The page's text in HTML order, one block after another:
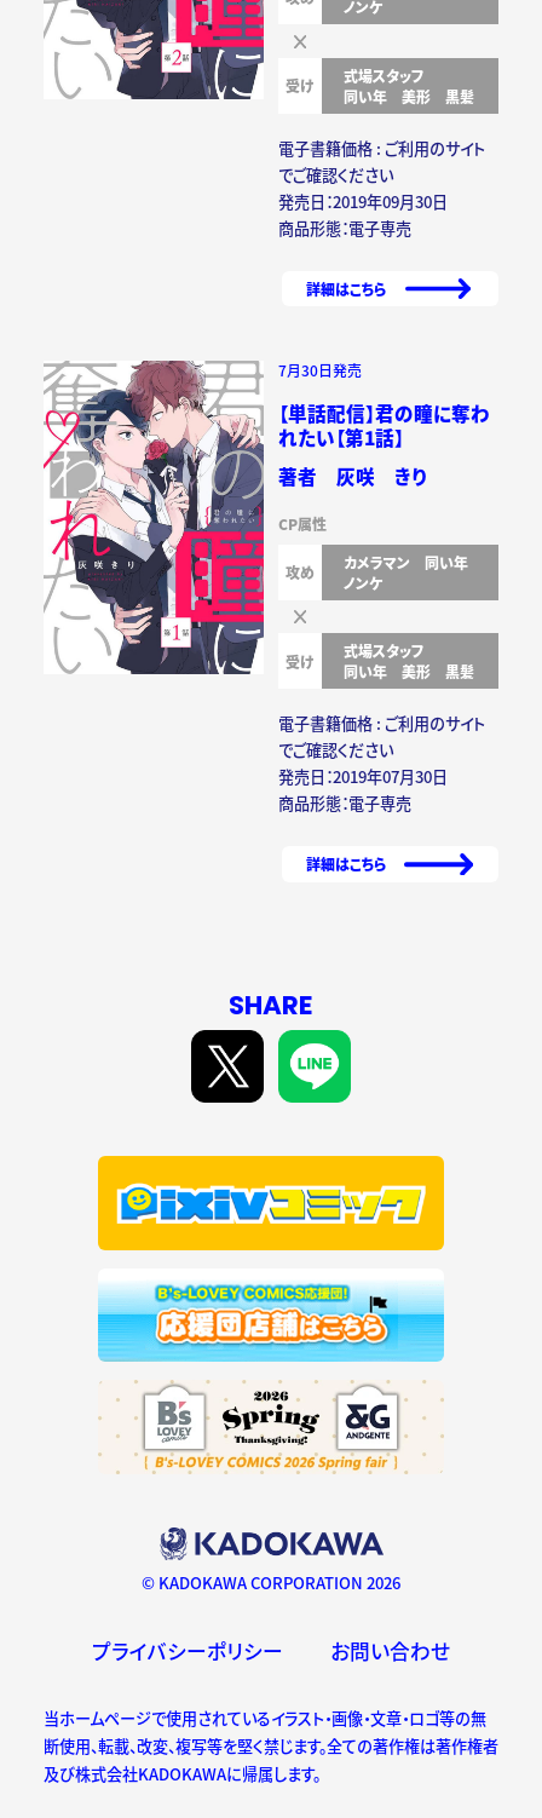
ノンケ
受け
式場スタッフ
同い年
美形 黒髪
電子書籍価格 : ご利用のサイト
でご確認ください
発売日：2019年09月30日
商品形態：電子専売
詳細はこちら
7月30日発売
【単話配信】君の瞳に奪わ
れたい【第1話】
著者 灰咲 きり
CP属性
攻め カメラマン
同い年
ノンケ
受け
式場スタッフ
同い年
美形 黒髪
電子書籍価格 : ご利用のサイト
でご確認ください
発売日：2019年07月30日
商品形態：電子専売
詳細はこちら
SHARE
© KADOKAWA CORPORATION 2026
プライバシーポリシー お問い合わせ
当ホームページで使用されているイラスト・画像・文章・ロゴ等の無
断使用、転載、改変、複写等を堅く禁じます。全ての著作権は著作権者
及び株式会社KADOKAWAに帰属します。